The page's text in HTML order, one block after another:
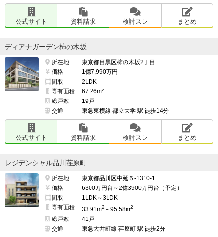
公式サイト 資料請求 検討スレ まとめ
ディアナガーデン柿の木坂
所在地
東京都目黒区柿の木坂2丁目
価格
1億7,990万円
間取
2LDK
専有面積
67.26m²
総戸数
19戸
交通
東急東横線 都立大学 駅 徒歩14分
公式サイト 資料請求 検討スレ まとめ
レジデンシャル品川荏原町
所在地
東京都品川区中延５-1310-1
価格
6300万円台～2億3900万円台（予定）
間取
1LDK～3LDK
専有面積
33.91m2 ～95.58m2
総戸数
41戸
交通
東急大井町線 荏原町 駅 徒歩2分